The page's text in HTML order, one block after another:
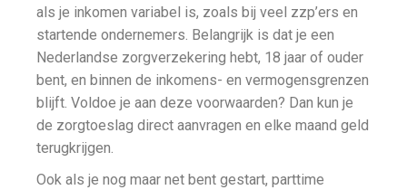
als je inkomen variabel is, zoals bij veel zzp’ers en
startende ondernemers. Belangrijk is dat je een
Nederlandse zorgverzekering hebt, 18 jaar of ouder
bent, en binnen de inkomens- en vermogensgrenzen
blijft. Voldoe je aan deze voorwaarden? Dan kun je
de zorgtoeslag direct aanvragen en elke maand geld
terugkrijgen.
Ook als je nog maar net bent gestart, parttime